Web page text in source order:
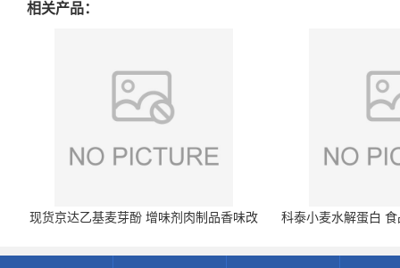
相关产品：
现货京达乙基麦芽酚 增味剂肉制品香味改
科泰小麦水解蛋白